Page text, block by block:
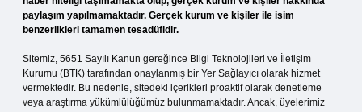
paylaşım yapılmamaktadır. Gerçek kurum ve kişiler ile isim
benzerlikleri tamamen tesadüfidir.
Sitemiz, 5651 Sayılı Kanun gereğince Bilgi Teknolojileri ve İletişim
Kurumu (BTK) tarafından onaylanmış bir Yer Sağlayıcı olarak hizmet
vermektedir. Bu nedenle, sitedeki içerikleri proaktif olarak denetleme
veya araştırma yükümlülüğümüz bulunmamaktadır. Ancak, üyelerimiz